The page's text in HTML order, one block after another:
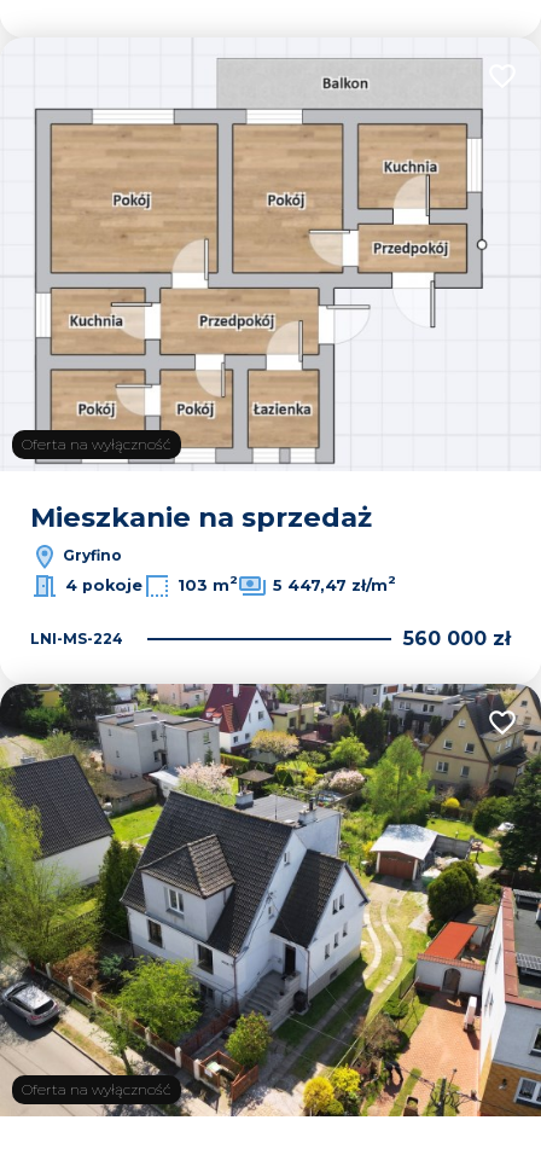
Oferta na wyłączność
Mieszkanie na sprzedaż
Gryfino
4 pokoje
103 m2 5 447,47 zł/m2
LNI-MS-224 560 000 zł
Oferta na wyłączność